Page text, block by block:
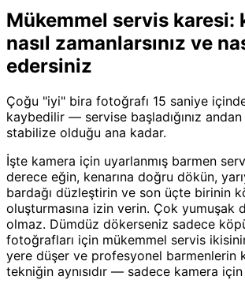
Mükemmel servis karesi:
nasıl zamanlarsınız ve
edersiniz
Çoğu "iyi" bira fotoğrafı 15 saniye
kaybedilir — servise başladığınız
stabilize olduğu ana kadar.
İşte kamera için uyarlanmış barmen
derece eğin, kenarına doğru dökün,
bardağı düzleştirin ve son üçte birinin
oluşturmasına izin verin. Çok yumuşak
olmaz. Dümdüz dökerseniz sadece
fotoğrafları için mükemmel servis
yere düşer ve profesyonel barmenlerin
tekniğin aynısıdır — sadece kamera için